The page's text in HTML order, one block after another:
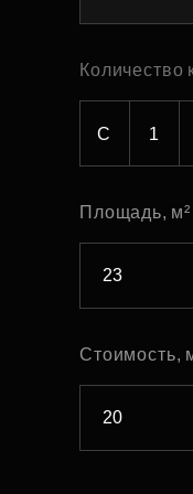
Количество
С 1
Площадь, м²
Стоимость,